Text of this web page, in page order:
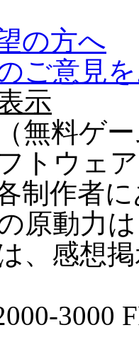
の方へ
ご意見
示
無料ゲ
トウェ
制作者
原動力
、感想
3000